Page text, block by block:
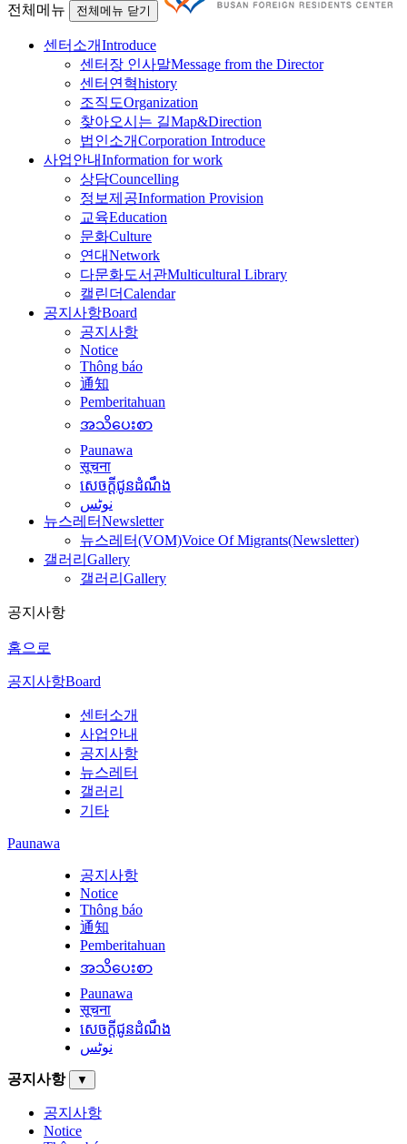
전체메뉴 전체메뉴 닫기
센터소개Introduce
센터장 인사말Message from the Director
센터연혁history
조직도Organization
찾아오시는 길Map&Direction
법인소개Corporation Introduce
사업안내Information for work
상담Councelling
정보제공Information Provision
교육Education
문화Culture
연대Network
다문화도서관Multicultural Library
캘린더Calendar
공지사항Board
공지사항
Notice
Thông báo
通知
Pemberitahuan
အသိပေးစာ
Paunawa
सूचना
សេចក្តីជូនដំណឹង
نوٹس
뉴스레터Newsletter
뉴스레터(VOM)Voice Of Migrants(Newsletter)
갤러리 Gallery
갤러리 Gallery
공지사항
홈으로
공지사항Board
센터소개
사업안내
공지사항
뉴스레터
갤러리
기타
Paunawa
공지사항
Notice
Thông báo
通知
Pemberitahuan
အသိပေးစာ
Paunawa
सूचना
សេចក្តីជូនដំណឹង
نوٹس
공지사항 ▼
공지사항
Notice